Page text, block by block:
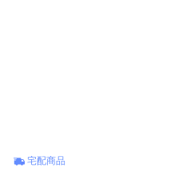
宅配商品